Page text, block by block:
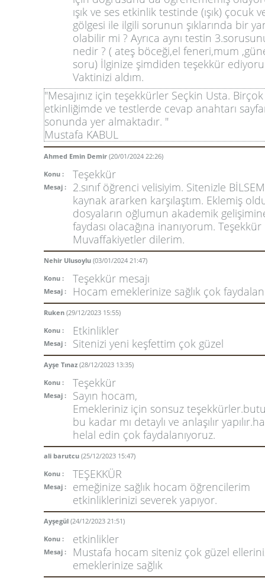
ışık ve ses etkinlik testinde (ışık) çocuk
gölgesi ile ilgili sorunun şıklarında bir
olabilir mi ? Ayrıca aynı testin
nedir ? ( ateş böceği,el feneri,mum
soru) İlginize şimdiden teşekkür
Vaktinizi aldım.
"Mesajınız için teşekkürler Seçkin Usta. Birçok
etkinliğimde ve testlerde cevap anahtarı
sonunda yer almaktadır. "
Mustafa KABUL
Ahmed Emin Demir (20/01/2024 22:26)
Konu :
Teşekkür
Mesaj :
2.sınıf öğrenci velisiyim. Sitenizle
kaynak ararken karşılaştım. Eklemiş
dosyaların oğlumun akademik
faydası olacağına inanıyorum.
Muvaffakiyetler dilerim.
Nehir Ulusoylu (03/01/2024 21:47)
Konu :
Teşekkür mesajı
Mesaj : Hocam emeklerinize sağlık çok
Ruken (29/12/2023 15:55)
Konu :
Etkinlikler
Mesaj : Sitenizi yeni keşfettim çok güzel
Ayşe Tınaz (28/12/2023 13:35)
Konu :
Teşekkür
Mesaj :
Sayın hocam,
Emekleriniz için sonsuz
bu kadar mı detaylı ve anlaşılır
helal edin çok faydalanıyoruz.
ali barutcu (25/12/2023 15:47)
Konu :
TEŞEKKÜR
Mesaj :
emeğinize sağlık hocam öğrencilerim
etkinliklerinizi severek yapıyor.
Ayşegül (24/12/2023 21:51)
Konu :
etkinlikler
Mesaj :
Mustafa hocam siteniz çok güzel
emeklerinize sağlık